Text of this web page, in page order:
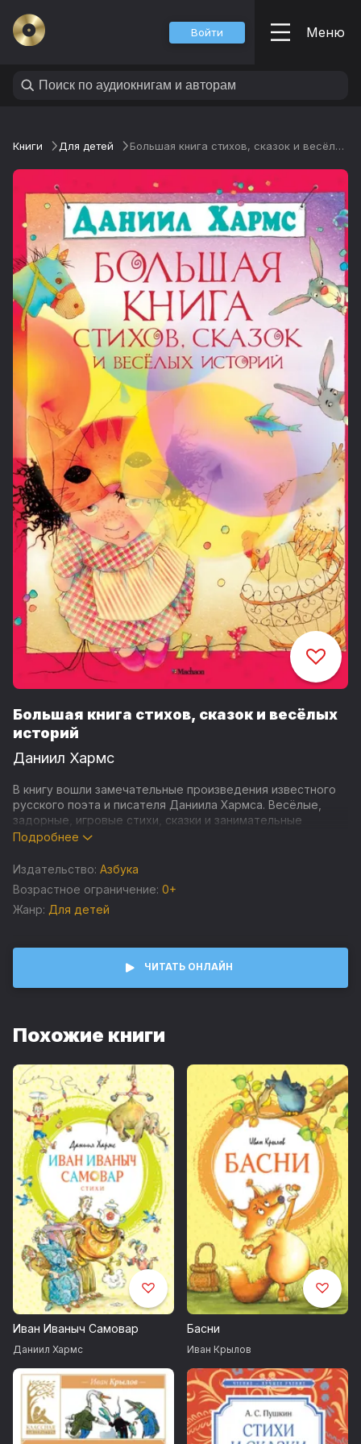
Войти Меню
Книги Для детей Большая книга стихов, сказок и весёлых историй
Большая книга стихов, сказок и весёлых
историй
Даниил Хармс
В книгу вошли замечательные произведения известного
русского поэта и писателя Даниила Хармса. Весёлые,
задорные, игровые стихи, сказки и занимательные
истории никого не оставят равнодушными. Вы прекрасно
Подробнее
Издательство: Азбука
Возрастное ограничение: 0+
Жанр: Для детей
ЧИТАТЬ ОНЛАЙН
Похожие книги
Иван Иваныч Самовар
Даниил Хармс
Басни
Иван Крылов